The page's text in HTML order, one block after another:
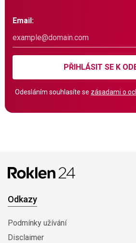
Email:
PŘIHLÁSIT SE K
Odesláním souhlasíte se zásadami o
Odkazy
Podmínky užívání
Disclaimer